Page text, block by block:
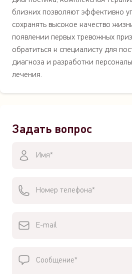
близких позволяют эффективно
сохранять высокое качество
появлении первых тревожных
обратиться к специалисту для
диагноза и разработки
лечения.
Задать вопрос